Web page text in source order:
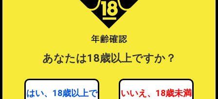
カップル向けアダルトグッズ
0人がフォロー中
あなたは18歳以上ですか？
はい、18歳以上で いいえ、18歳未満